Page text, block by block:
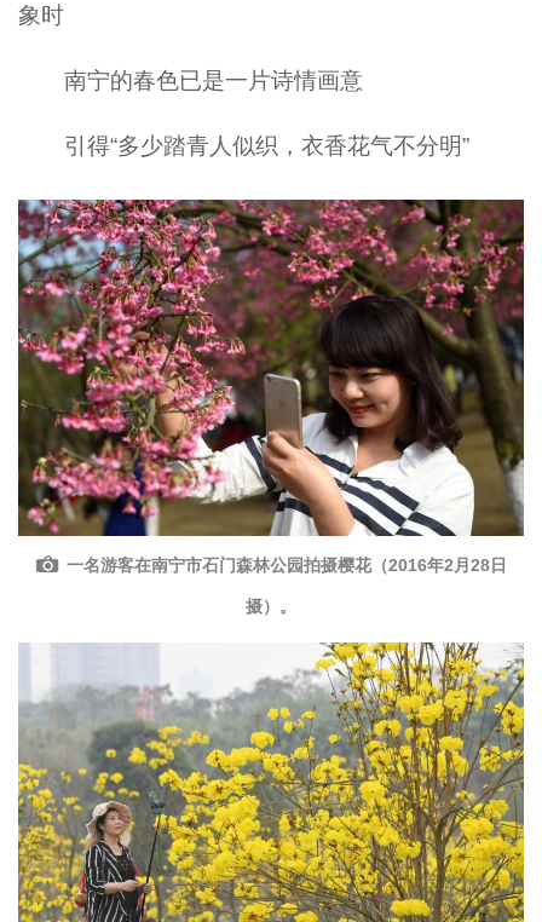
象时
南宁的春色已是一片诗情画意
引得“多少踏青人似织，衣香花气不分明”
一名游客在南宁市石门森林公园拍摄樱花（2016年2月28日
摄）。